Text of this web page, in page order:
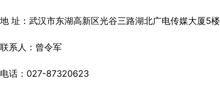
地 址：武汉市东湖高新区光谷三路湖北广电传媒大厦5楼
联系人：曾令军
电话：027-87320623